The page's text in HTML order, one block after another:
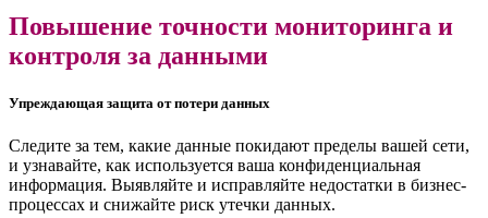
Повышение точности мониторинга и
контроля за данными
Упреждающая защита от потери данных
Следите за тем, какие данные покидают пределы вашей сети,
и узнавайте, как используется ваша конфиденциальная
информация. Выявляйте и исправляйте недостатки в бизнес-
процессах и снижайте риск утечки данных.